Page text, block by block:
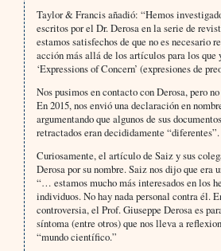
Taylor & Francis añadió: “Hemos
escritos por el Dr. Derosa en la serie de
estamos satisfechos de que no es necesario
acción más allá de los artículos para los que
‘Expressions of Concern’ (expresiones de
Nos pusimos en contacto con Derosa, pero
En 2015, nos envió una declaración en
argumentando que algunos de sus
retractados eran decididamente “diferentes”.
Curiosamente, el artículo de Saiz y sus
Derosa por su nombre. Saiz nos dijo que era
“… estamos mucho más interesados en los
individuos. No hay nada personal contra él.
controversia, el Prof. Giuseppe Derosa es
síntoma (entre otros) que nos lleva a
“mundo científico.”